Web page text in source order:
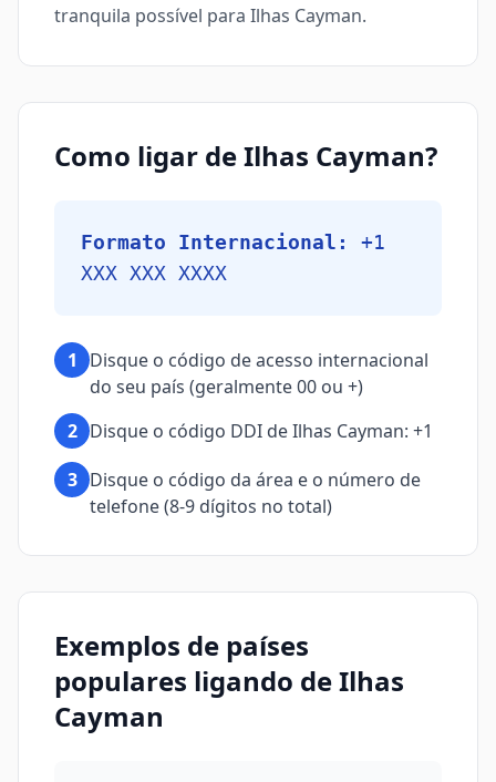
tranquila possível para Ilhas Cayman.
Como ligar de Ilhas Cayman?
Formato Internacional:
+1
XXX XXX XXXX
1
Disque o código de acesso internacional
do seu país (geralmente 00 ou +)
2 Disque o código DDI de Ilhas Cayman: +1
3 Disque o código da área e o número de
telefone (8-9 dígitos no total)
Exemplos de países
populares ligando de Ilhas
Cayman